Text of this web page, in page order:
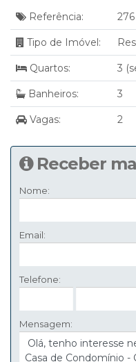
Referência: 276
Tipo de Imóvel:
Quartos: 3
Banheiros: 3
Vagas: 2
Receber
Nome:
Email:
Telefone:
Mensagem: